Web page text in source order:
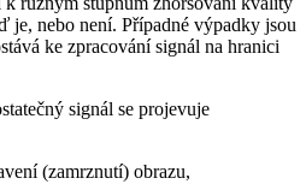
je, nebo není. Případné výpadky jsou
ke zpracování signál na hranici
signál se projevuje
(zamrznutí) obrazu,